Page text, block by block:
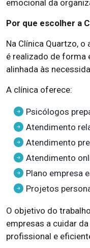
emocional da
Por que escolher a
Na Clínica Quartzo,
é realizado de forma
alinhada às
A clínica oferece:
Psicólogos
Atendimento
Atendimento
Atendimento
Plano empresa
Projetos
O objetivo do
empresas a cuidar
profissional e